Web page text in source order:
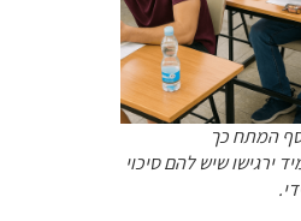
המתח כך
ירגישו שיש להם סיכוי